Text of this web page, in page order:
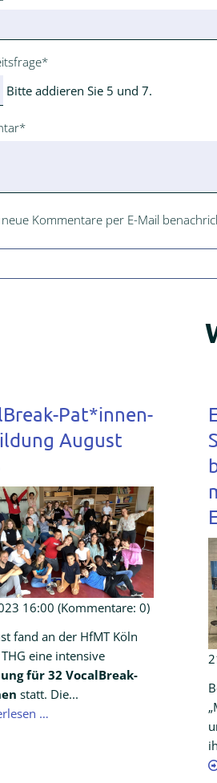
*
Bitte addieren Sie 5 und 7.
*
Kommentare per E-Mail
Pat*innen-
August
16:00 (Kommentare: 0)
fand an der HfMT Köln
eine intensive
für 32 VocalBreak-
statt. Die...
…